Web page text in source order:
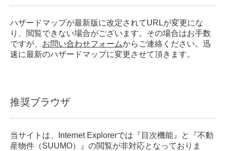
ハザードマップが最新版に改定されてURLが変更にな
り、閲覧できない場合がございます。その場合はお手数
ですが、 お問い合わせフォームからご連絡ください。迅
速に最新のハザードマップに変更させて頂きます。
推奨ブラウザ
当サイトは、Internet Explorerでは『目次機能』と『不動
産物件（SUUMO）』の閲覧が非対応となっておりま